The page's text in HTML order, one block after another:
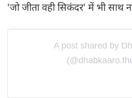
'जो जीता वही सिकंदर' में भी साथ
A post shared by